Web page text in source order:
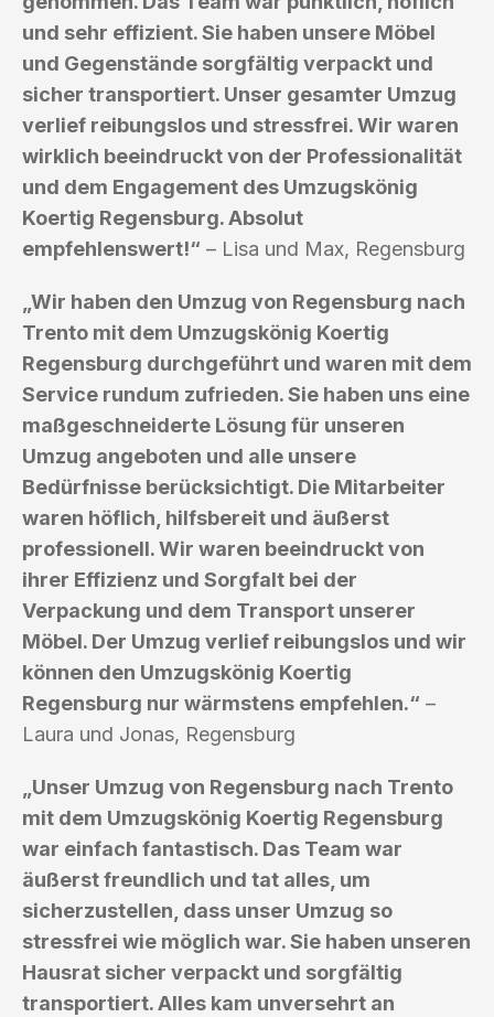
und sehr effizient. Sie haben unsere Möbel
und Gegenstände sorgfältig verpackt und
sicher transportiert. Unser gesamter Umzug
verlief reibungslos und stressfrei. Wir waren
wirklich beeindruckt von der Professionalität
und dem Engagement des Umzugskönig
Koertig Regensburg. Absolut
empfehlenswert!“ – Lisa und Max, Regensburg
„Wir haben den Umzug von Regensburg nach
Trento mit dem Umzugskönig Koertig
Regensburg durchgeführt und waren mit dem
Service rundum zufrieden. Sie haben uns eine
maßgeschneiderte Lösung für unseren
Umzug angeboten und alle unsere
Bedürfnisse berücksichtigt. Die Mitarbeiter
waren höflich, hilfsbereit und äußerst
professionell. Wir waren beeindruckt von
ihrer Effizienz und Sorgfalt bei der
Verpackung und dem Transport unserer
Möbel. Der Umzug verlief reibungslos und wir
können den Umzugskönig Koertig
Regensburg nur wärmstens empfehlen.“ –
Laura und Jonas, Regensburg
„Unser Umzug von Regensburg nach Trento
mit dem Umzugskönig Koertig Regensburg
war einfach fantastisch. Das Team war
äußerst freundlich und tat alles, um
sicherzustellen, dass unser Umzug so
stressfrei wie möglich war. Sie haben unseren
Hausrat sicher verpackt und sorgfältig
transportiert. Alles kam unversehrt an